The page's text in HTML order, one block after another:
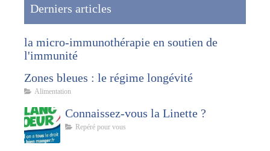
Derniers articles
la micro-immunothérapie en soutien de
l'immunité
Zones bleues : le régime longévité
Alimentation
Connaissez-vous la Linette ?
Repéré pour vous